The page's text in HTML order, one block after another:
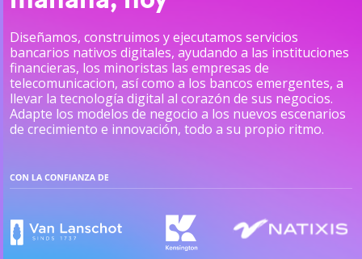
Diseñamos, construimos y ejecutamos servicios
bancarios nativos digitales, ayudando a las instituciones
financieras, los minoristas las empresas de
telecomunicacion, así como a los bancos emergentes, a
llevar la tecnología digital al corazón de sus negocios.
Adapte los modelos de negocio a los nuevos escenarios
de crecimiento e innovación, todo a su propio ritmo.